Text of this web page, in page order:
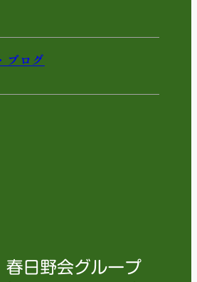
ブログ